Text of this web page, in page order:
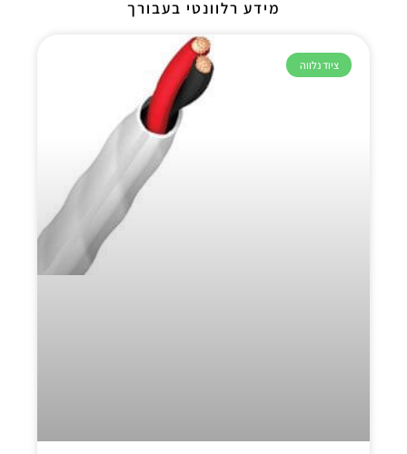
מידע רלוונטי בעבורך
ציוד נלווה